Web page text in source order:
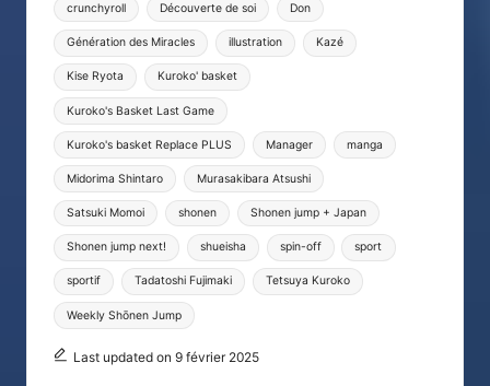
crunchyroll Découverte de soi Don
Génération des Miracles illustration Kazé
Kise Ryota Kuroko' basket
Kuroko's Basket Last Game
Kuroko's basket Replace PLUS Manager manga
Midorima Shintaro Murasakibara Atsushi
Satsuki Momoi shonen Shonen jump + Japan
Shonen jump next! shueisha spin-off sport
sportif Tadatoshi Fujimaki Tetsuya Kuroko
Weekly Shōnen Jump
Last updated on 9 février 2025